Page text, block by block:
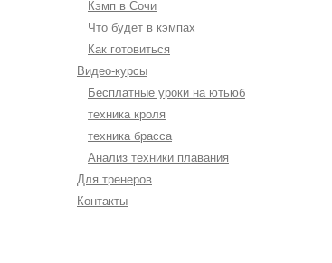
Кэмп в Сочи
Что будет в кэмпах
Как готовиться
Видео-курсы
Бесплатные уроки на ютьюб
техника кроля
техника брасса
Анализ техники плавания
Для тренеров
Контакты